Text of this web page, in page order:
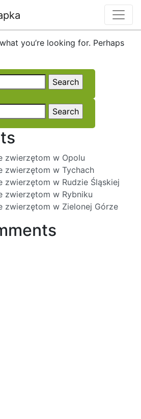
you’re looking for. Perhaps
zwierzętom w Opolu
zwierzętom w Tychach
zwierzętom w Rudzie Śląskiej
zwierzętom w Rybniku
zwierzętom w Zielonej Górze